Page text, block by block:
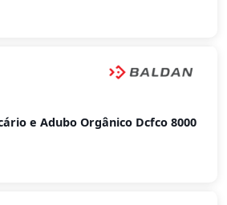
e Adubo Orgânico Dcfco 8000